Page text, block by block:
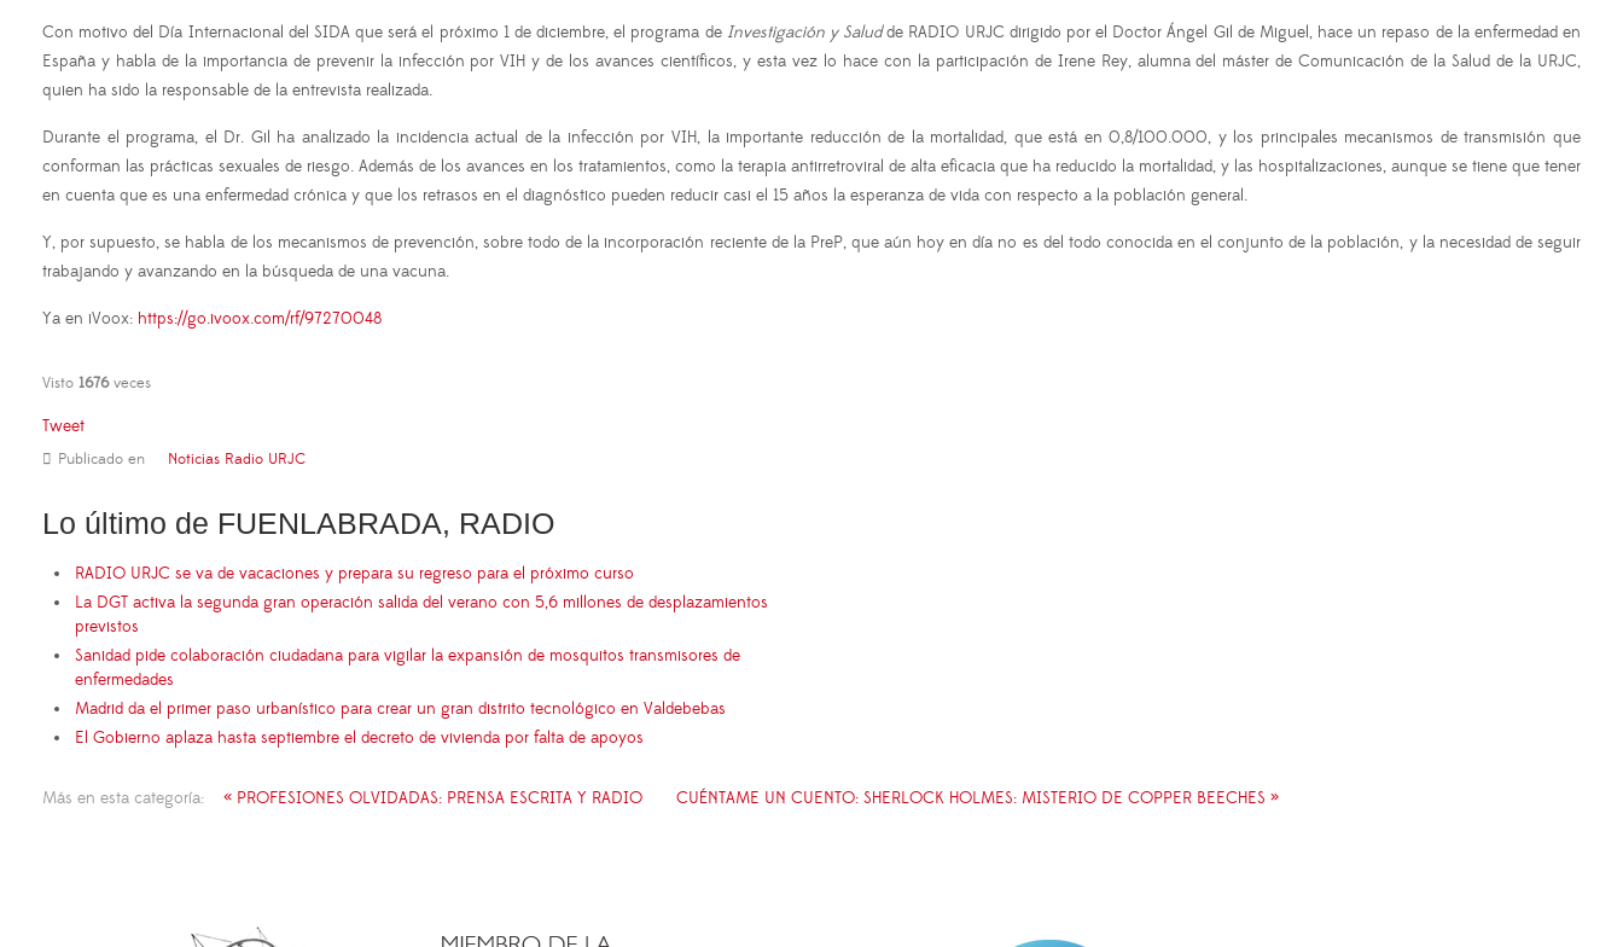
Con motivo del Día Internacional del SIDA que será el próximo 1 de diciembre, el programa de Investigación y Saludde RADIO URJC dirigido por el Doctor Ángel Gil de Miguel, hace un repaso de la enfermedad en
España y habla de la importancia de prevenir la infección por VIH y de los avances científicos, y esta vez lo hace con la participación de Irene Rey, alumna del máster de Comunicación de la Salud de la URJC,
quien ha sido la responsable de la entrevista realizada.
Durante el programa, el Dr. Gil ha analizado la incidencia actual de la infección por VIH, la importante reducción de la mortalidad, que está en 0,8/100.000, y los principales mecanismos de transmisión que
conforman las prácticas sexuales de riesgo. Además de los avances en los tratamientos, como la terapia antirretroviral de alta eficacia que ha reducido la mortalidad, y las hospitalizaciones, aunque se tiene que tener
en cuenta que es una enfermedad crónica y que los retrasos en el diagnóstico pueden reducir casi el 15 años la esperanza de vida con respecto a la población general.
Y, por supuesto, se habla de los mecanismos de prevención, sobre todo de la incorporación reciente de la PreP, que aún hoy en día no es del todo conocida en el conjunto de la población, y la necesidad de seguir
trabajando y avanzando en la búsqueda de una vacuna.
Ya en iVoox: https://go.ivoox.com/rf/97270048
Visto 1676veces
Tweet
Publicado en Noticias Radio URJC
Lo último de FUENLABRADA, RADIO
RADIO URJC se va de vacaciones y prepara su regreso para el próximo curso
La DGT activa la segunda gran operación salida del verano con 5,6 millones de desplazamientos
previstos
Sanidad pide colaboración ciudadana para vigilar la expansión de mosquitos transmisores de
enfermedades
Madrid da el primer paso urbanístico para crear un gran distrito tecnológico en Valdebebas
El Gobierno aplaza hasta septiembre el decreto de vivienda por falta de apoyos
Más en esta categoría: « PROFESIONES OLVIDADAS: PRENSA ESCRITA Y RADIO CUÉNTAME UN CUENTO: SHERLOCK HOLMES: MISTERIO DE COPPER BEECHES »